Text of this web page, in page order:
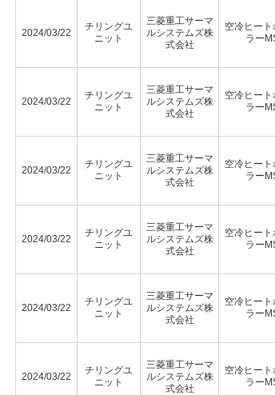
2024/03/22
チリングユ
ニット
三菱重工サーマ
ルシステムズ株
式会社
空冷ヒート
ラー
2024/03/22
チリングユ
ニット
三菱重工サーマ
ルシステムズ株
式会社
空冷ヒート
ラー
2024/03/22
チリングユ
ニット
三菱重工サーマ
ルシステムズ株
式会社
空冷ヒート
ラー
2024/03/22
チリングユ
ニット
三菱重工サーマ
ルシステムズ株
式会社
空冷ヒート
ラー
2024/03/22
チリングユ
ニット
三菱重工サーマ
ルシステムズ株
式会社
空冷ヒート
ラー
2024/03/22
チリングユ
ニット
三菱重工サーマ
ルシステムズ株
式会社
空冷ヒート
ラー